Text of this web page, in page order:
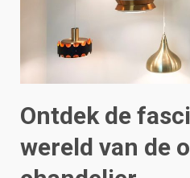
Ontdek de
wereld van de